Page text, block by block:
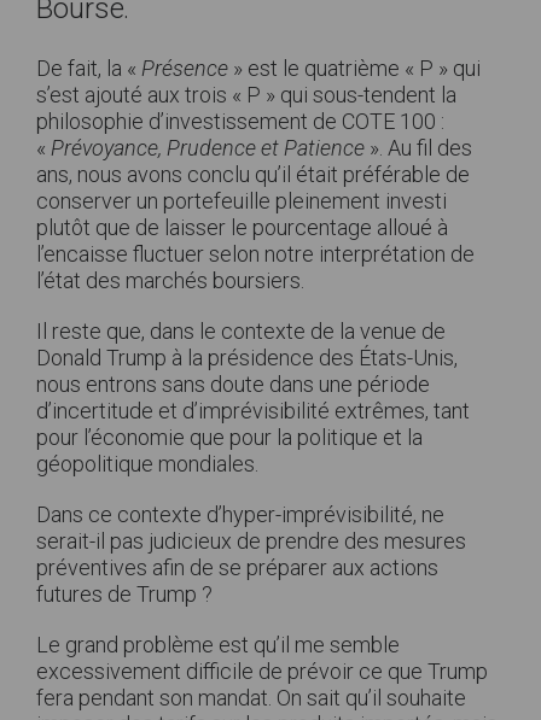
Bourse.
De fait, la « Présence » est le quatrième « P » qui
s’est ajouté aux trois « P » qui sous-tendent la
philosophie d’investissement de COTE 100 :
« Prévoyance, Prudence et Patience ». Au fil des
ans, nous avons conclu qu’il était préférable de
conserver un portefeuille pleinement investi
plutôt que de laisser le pourcentage alloué à
l’encaisse fluctuer selon notre interprétation de
l’état des marchés boursiers.
Il reste que, dans le contexte de la venue de
Donald Trump à la présidence des États-Unis,
nous entrons sans doute dans une période
d’incertitude et d’imprévisibilité extrêmes, tant
pour l’économie que pour la politique et la
géopolitique mondiales.
Dans ce contexte d’hyper-imprévisibilité, ne
serait-il pas judicieux de prendre des mesures
préventives afin de se préparer aux actions
futures de Trump ?
Le grand problème est qu’il me semble
excessivement difficile de prévoir ce que Trump
fera pendant son mandat. On sait qu’il souhaite